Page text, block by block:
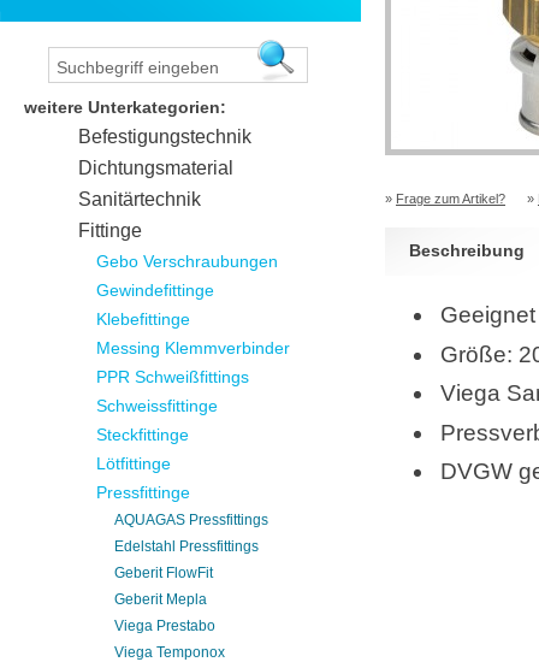
» Frage zum Artikel? »
Beschreibung
Größe:
Viega
DVGW
weitere Unterkategorien:
Befestigungstechnik
Dichtungsmaterial
Sanitärtechnik
Fittinge
Gebo Verschraubungen
Gewindefittinge
Klebefittinge
Messing Klemmverbinder
PPR Schweißfittings
Schweissfittinge
Steckfittinge
Lötfittinge
Pressfittinge
AQUAGAS Pressfittings
Edelstahl Pressfittings
Geberit FlowFit
Geberit Mepla
Viega Prestabo
Viega Temponox